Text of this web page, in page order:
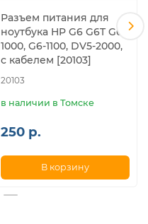
Разъем питания для
ноутбука HP G6 G6T G6-
1000, G6-1100, DV5-2000,
с кабелем [20103]
20103
в наличии в Томске
250 р.
В корзину